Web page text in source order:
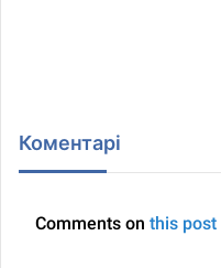
Коментарі